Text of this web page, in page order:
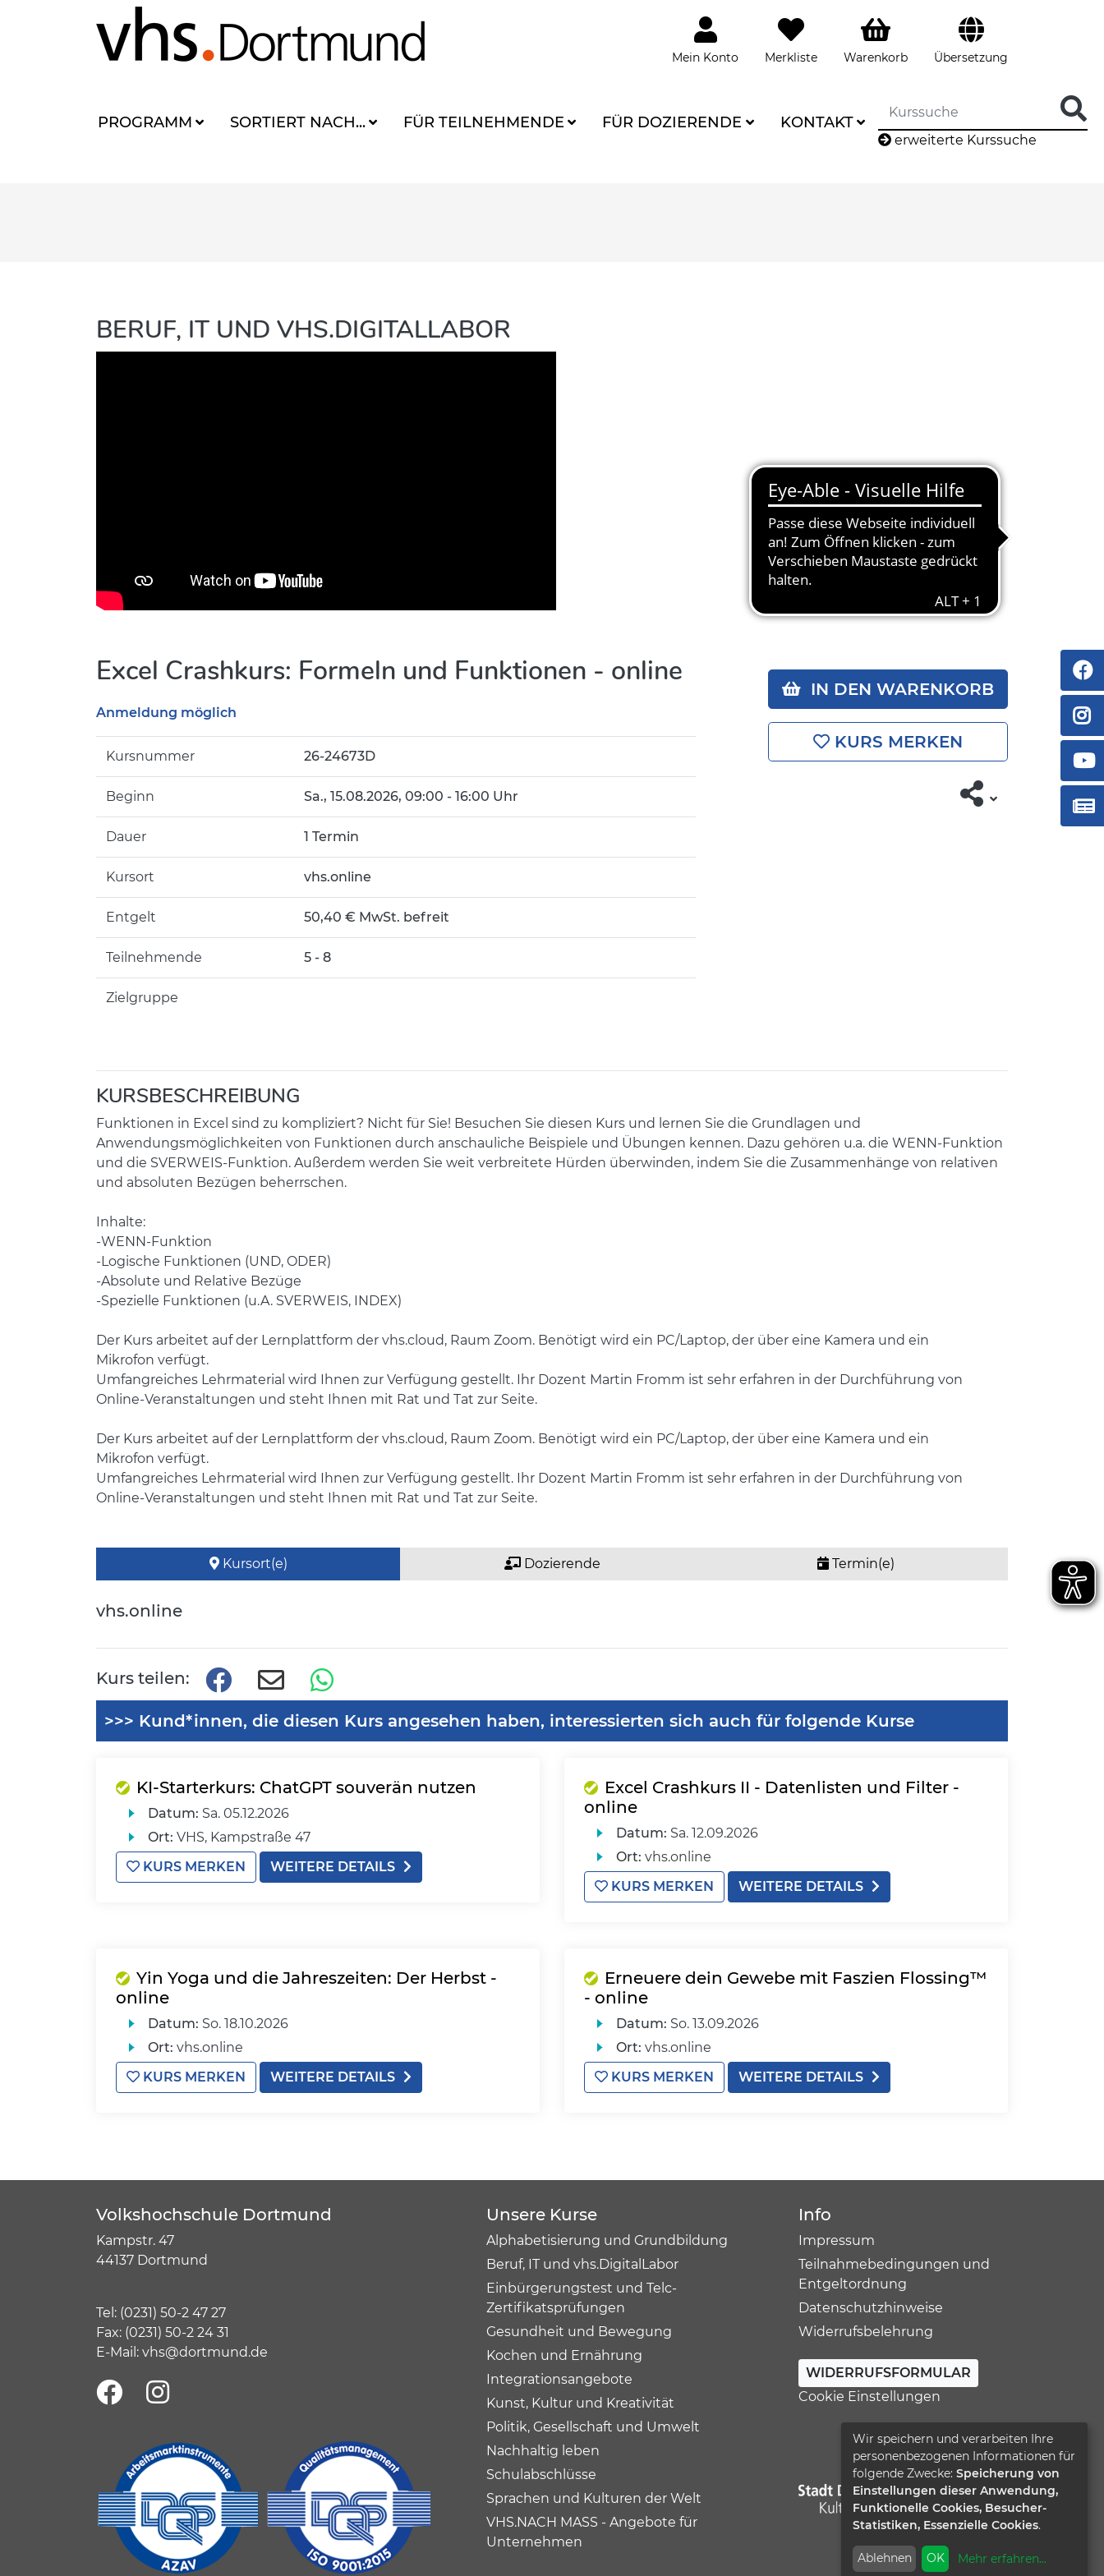
Mein Konto Merkliste Warenkorb Übersetzung
PROGRAMM SORTIERT NACH... FÜR TEILNEHMENDE FÜR DOZIERENDE KONTAKT
erweiterte Kurssuche
BERUF, IT UND VHS.DIGITALLABOR
Excel Crashkurs: Formeln und Funktionen - online
Anmeldung möglich
Kursnummer 26-24673D
Beginn Sa., 15.08.2026, 09:00 - 16:00 Uhr
Dauer 1 Termin
Kursort vhs.online
Entgelt 50,40 € MwSt. befreit
Teilnehmende 5 - 8
Zielgruppe
IN DEN WARENKORB
KURS MERKEN
KURSBESCHREIBUNG
Funktionen in Excel sind zu kompliziert? Nicht für Sie! Besuchen Sie diesen Kurs und lernen Sie die Grundlagen und
Anwendungsmöglichkeiten von Funktionen durch anschauliche Beispiele und Übungen kennen. Dazu gehören u.a. die WENN-Funktion
und die SVERWEIS-Funktion. Außerdem werden Sie weit verbreitete Hürden überwinden, indem Sie die Zusammenhänge von relativen
und absoluten Bezügen beherrschen.
Inhalte:
-WENN-Funktion
-Logische Funktionen (UND, ODER)
-Absolute und Relative Bezüge
-Spezielle Funktionen (u.A. SVERWEIS, INDEX)
Der Kurs arbeitet auf der Lernplattform der vhs.cloud, Raum Zoom. Benötigt wird ein PC/Laptop, der über eine Kamera und ein
Mikrofon verfügt.
Umfangreiches Lehrmaterial wird Ihnen zur Verfügung gestellt. Ihr Dozent Martin Fromm ist sehr erfahren in der Durchführung von
Online-Veranstaltungen und steht Ihnen mit Rat und Tat zur Seite.
Der Kurs arbeitet auf der Lernplattform der vhs.cloud, Raum Zoom. Benötigt wird ein PC/Laptop, der über eine Kamera und ein
Mikrofon verfügt.
Umfangreiches Lehrmaterial wird Ihnen zur Verfügung gestellt. Ihr Dozent Martin Fromm ist sehr erfahren in der Durchführung von
Online-Veranstaltungen und steht Ihnen mit Rat und Tat zur Seite.
Kursort(e) Dozierende Termin(e)
vhs.online
Kurs teilen:
>>> Kund*innen, die diesen Kurs angesehen haben, interessierten sich auch für folgende Kurse
KI-Starterkurs: ChatGPT souverän nutzen
Datum: Sa. 05.12.2026
Ort: VHS, Kampstraße 47
KURS MERKEN
WEITERE DETAILS
Excel Crashkurs II - Datenlisten und Filter -
online
Datum: Sa. 12.09.2026
Ort: vhs.online
KURS MERKEN
WEITERE DETAILS
Yin Yoga und die Jahreszeiten: Der Herbst -
online
Datum: So. 18.10.2026
Ort: vhs.online
KURS MERKEN
WEITERE DETAILS
Erneuere dein Gewebe mit Faszien Flossing™
- online
Datum: So. 13.09.2026
Ort: vhs.online
KURS MERKEN
WEITERE DETAILS
Volkshochschule Dortmund
Kampstr. 47
44137 Dortmund
Tel: (0231) 50-2 47 27
Fax: (0231) 50-2 24 31
E-Mail: vhs@dortmund.de
Unsere Kurse
Alphabetisierung und Grundbildung
Beruf, IT und vhs.DigitalLabor
Einbürgerungstest und Telc-
Zertifikatsprüfungen
Gesundheit und Bewegung
Kochen und Ernährung
Integrationsangebote
Kunst, Kultur und Kreativität
Politik, Gesellschaft und Umwelt
Nachhaltig leben
Schulabschlüsse
Sprachen und Kulturen der Welt
VHS.NACH MASS - Angebote für
Unternehmen
Info
Impressum
Teilnahmebedingungen und
Entgeltordnung
Datenschutzhinweise
Widerrufsbelehrung
WIDERRUFSFORMULAR
Cookie Einstellungen
Wir speichern und verarbeiten Ihre
personenbezogenen Informationen für
folgende Zwecke: Speicherung von
Einstellungen dieser Anwendung,
Funktionelle Cookies, Besucher-
Statistiken, Essenzielle Cookies.
Ablehnen OK Mehr erfahren...